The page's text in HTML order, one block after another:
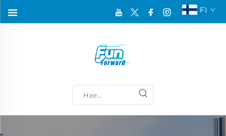
FI